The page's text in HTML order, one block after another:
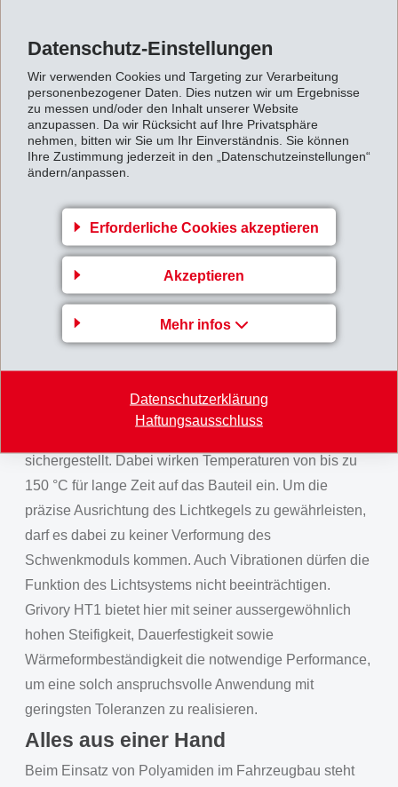
Datenschutz-Einstellungen
Wir verwenden Cookies und Targeting zur Verarbeitung
personenbezogener Daten. Dies nutzen wir um Ergebnisse
zu messen und/oder den Inhalt unserer Website
anzupassen. Da wir Rücksicht auf Ihre Privatsphäre
nehmen, bitten wir Sie um Ihr Einverständnis. Sie können
Ihre Zustimmung jederzeit in den „Datenschutzeinstellungen“
ändern/anpassen.
Erforderliche Cookies akzeptieren
Akzeptieren
Mehr infos
Datenschutzerklärung
Haftungsausschluss
Der Kupplungszentralausrücker illustriert die Vorteile
des Metallersatzes. Der Einsatz von Grivory HT bietet
gegenüber Druckgusslösungen erhebliche Kosten-,
Gewichts- und Designvorteile – ohne dabei die
Funktionalität einzuschränken.
Starke Performance
Ein weiteres Beispiel für den Einsatz von EMS-
Polyamiden bei anspruchsvollen Komponenten bei
Opel ist die neue Generation des adaptiven Fahrlichts
AFL ("Adaptive Forward Lighting"), das zum Beispiel
beim Modell Opel Insignia zum Einsatz kommt. Mittels
beweglicher Linsen ermöglicht das AFL eine
der etwa 0.4 kg schweren Beleuchtungseinheit wird
sichergestellt. Dabei wirken Temperaturen von bis zu
150 °C für lange Zeit auf das Bauteil ein. Um die
präzise Ausrichtung des Lichtkegels zu gewährleisten,
darf es dabei zu keiner Verformung des
Schwenkmoduls kommen. Auch Vibrationen dürfen die
Funktion des Lichtsystems nicht beeinträchtigen.
Grivory HT1 bietet hier mit seiner aussergewöhnlich
hohen Steifigkeit, Dauerfestigkeit sowie
Wärmeformbeständigkeit die notwendige Performance,
um eine solch anspruchsvolle Anwendung mit
geringsten Toleranzen zu realisieren.
Alles aus einer Hand
Beim Einsatz von Polyamiden im Fahrzeugbau steht